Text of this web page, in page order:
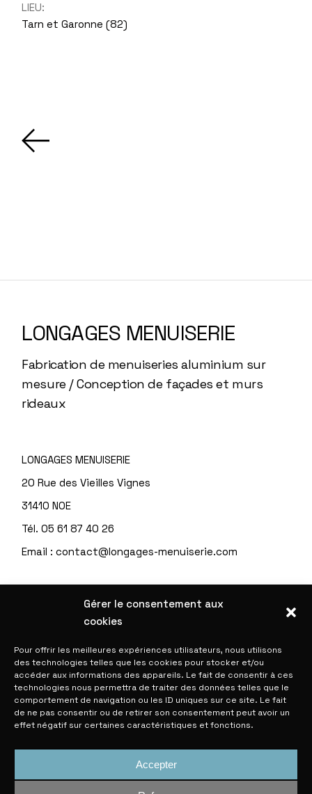
Gérer le consentement aux
cookies
Pour offrir les meilleures expériences utilisateurs, nous utilisons
des technologies telles que les cookies pour stocker et/ou
accéder aux informations des appareils. Le fait de consentir à ces
technologies nous permettra de traiter des données telles que le
comportement de navigation ou les ID uniques sur ce site. Le fait
de ne pas consentir ou de retirer son consentement peut avoir un
effet négatif sur certaines caractéristiques et fonctions.
Accepter
LIEU:
Tarn et Garonne (82)
LONGAGES MENUISERIE
Fabrication de menuiseries aluminium sur
mesure / Conception de façades et murs
rideaux
LONGAGES MENUISERIE
20 Rue des Vieilles Vignes
31410 NOE
Tél.05 61 87 40 26
Email :contact@longages-menuiserie.com
INFORMATIONS UTILES
Politique de confidentialité
Politique de cookies (UE)
Mentions légales et Crédits
Espace STAFF